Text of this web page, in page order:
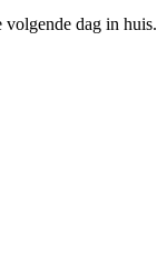
dag in huis.